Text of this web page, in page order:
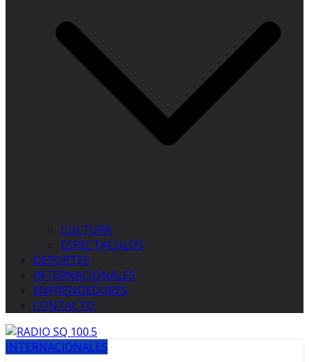
CULTURA
ESPECTACULOS
DEPORTES
INTERNACIONALES
ENPRENDEDORES
CONTACTO
INTERNACIONALES